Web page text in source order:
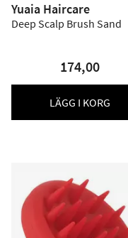
Yuaia Haircare
Deep Scalp Brush Sand
174,00
LÄGG I KORG